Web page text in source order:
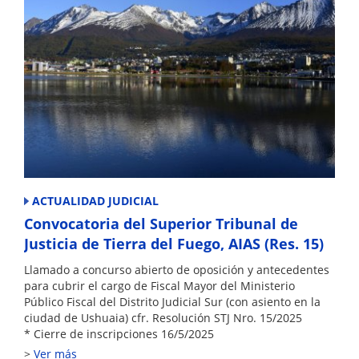
ACTUALIDAD JUDICIAL
Convocatoria del Superior Tribunal de
Justicia de Tierra del Fuego, AIAS (Res. 15)
Llamado a concurso abierto de oposición y antecedentes
para cubrir el cargo de Fiscal Mayor del Ministerio
Público Fiscal del Distrito Judicial Sur (con asiento en la
ciudad de Ushuaia) cfr. Resolución STJ Nro. 15/2025
* Cierre de inscripciones 16/5/2025
Ver más